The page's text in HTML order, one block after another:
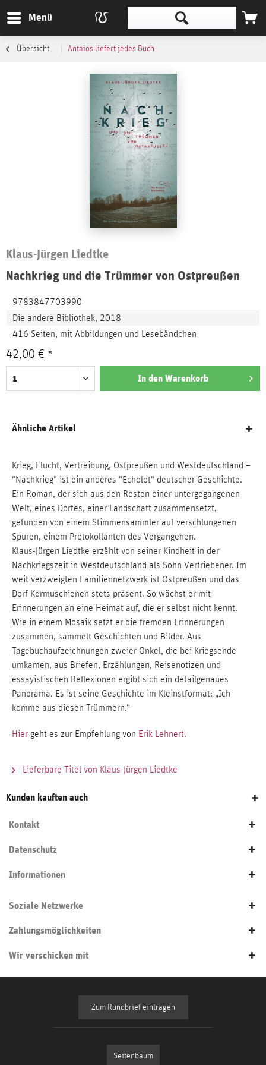
Menü
Übersicht Antaios liefert jedes Buch
Klaus-Jürgen Liedtke
Nachkrieg und die Trümmer von Ostpreußen
9783847703990
Die andere Bibliothek, 2018
416 Seiten, mit Abbildungen und Lesebändchen
42,00 € *
In den Warenkorb
Ähnliche Artikel
Krieg, Flucht, Vertreibung, Ostpreußen und Westdeutschland –
"Nachkrieg" ist ein anderes "Echolot" deutscher Geschichte.
Ein Roman, der sich aus den Resten einer untergegangenen
Welt, eines Dorfes, einer Landschaft zusammensetzt,
gefunden von einem Stimmensammler auf verschlungenen
Spuren, einem Protokollanten des Vergangenen.
Klaus-Jürgen Liedtke erzählt von seiner Kindheit in der
Nachkriegszeit in Westdeutschland als Sohn Vertriebener. Im
weit verzweigten Familiennetzwerk ist Ostpreußen und das
Dorf Kermuschienen stets präsent. So wächst er mit
Erinnerungen an eine Heimat auf, die er selbst nicht kennt.
Wie in einem Mosaik setzt er die fremden Erinnerungen
zusammen, sammelt Geschichten und Bilder. Aus
Tagebuchaufzeichnungen zweier Onkel, die bei Kriegsende
umkamen, aus Briefen, Erzählungen, Reisenotizen und
essayistischen Reflexionen ergibt sich ein detailgenaues
Panorama. Es ist seine Geschichte im Kleinstformat: „Ich
komme aus diesen Trümmern.“
Hier geht es zur Empfehlung von Erik Lehnert.
Lieferbare Titel von Klaus-Jürgen Liedtke
Kunden kauften auch
Kontakt
Datenschutz
Informationen
Soziale Netzwerke
Zahlungsmöglichkeiten
Wir verschicken mit
Zum Rundbrief eintragen
Seitenbaum